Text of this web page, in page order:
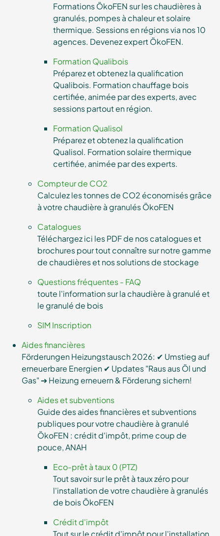
Formations ÖkoFEN sur les chaudières à
granulés, pompes à chaleur et solaire
thermique. Sessions en régions via nos 10
agences. Devenez expert ÖkoFEN.
Formation Qualibois
Préparez et obtenez la qualification
Qualibois. Formation chauffage bois
certifiée, animée par des experts, avec
sessions partout en région.
Formation Qualisol
Préparez et obtenez la qualification
Qualisol. Formation solaire thermique
certifiée, animée par des experts.
Compteur de CO2
Calculez les tonnes de CO2 économisés grâce
à votre chaudière à granulés ÖkoFEN
Catalogues
Téléchargez ici les PDF de nos catalogues et
brochures pour tout connaître sur notre gamme
de chaudières et nos solutions de stockage
Questions fréquentes - FAQ
toute l'information sur la chaudière à granulé et
le granulé de bois
SIM Inscription
Aides financières
Förderungen Heizungstausch 2026: ✔ Umstieg auf
erneuerbare Energien ✔ Updates "Raus aus Öl und
Gas" ➔ Heizung erneuern & Förderung sichern!
Aides et subventions
Guide des aides financières et subventions
publiques pour votre chaudière à granulé
ÖkoFEN : crédit d'impôt, prime coup de
pouce, ANAH
Eco-prêt à taux 0 (PTZ)
Tout savoir sur le prêt à taux zéro pour
l'installation de votre chaudière à granulés
de bois ÖkoFEN
Crédit d'impôt
Tout sur le crédit d'impôt pour l'installation